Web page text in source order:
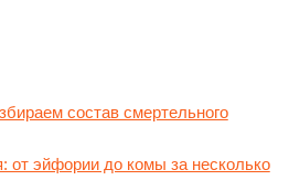
состав смертельного
от эйфории до комы за несколько